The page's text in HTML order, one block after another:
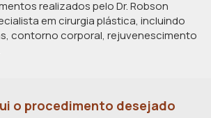
realizados pelo Dr. Robson
em cirurgia plástica, incluindo
contorno corporal, rejuvenescimento
o procedimento desejado